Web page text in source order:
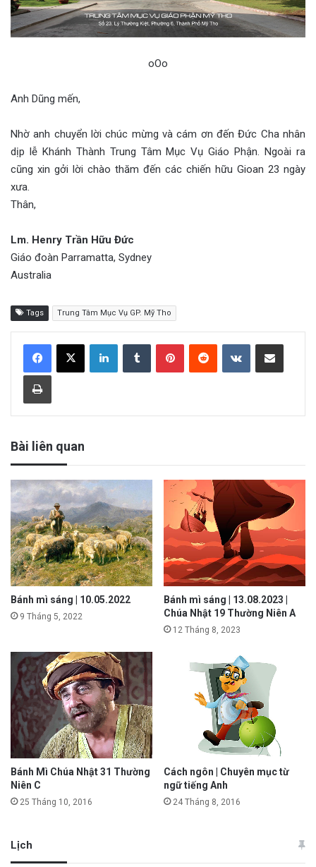
oOo
Anh Dũng mến,
Nhờ anh chuyển lời chúc mừng và cám ơn đến Đức Cha nhân
dịp lễ Khánh Thành Trung Tâm Mục Vụ Giáo Phận. Ngoài ra
cũng xin gởi lời chào thăm đến các chiến hữu Gioan 23 ngày
xưa.
Thân,
Lm. Henry Trần Hữu Đức
Giáo đoàn Parramatta, Sydney
Australia
Tags Trung Tâm Mục Vụ GP. Mỹ Tho
Bài liên quan
Bánh mì sáng | 10.05.2022
9 Tháng 5, 2022
Bánh mì sáng | 13.08.2023 |
Chúa Nhật 19 Thường Niên A
12 Tháng 8, 2023
Bánh Mì Chúa Nhật 31 Thường
Niên C
25 Tháng 10, 2016
Cách ngôn | Chuyên mục từ
ngữ tiếng Anh
24 Tháng 8, 2016
Lịch